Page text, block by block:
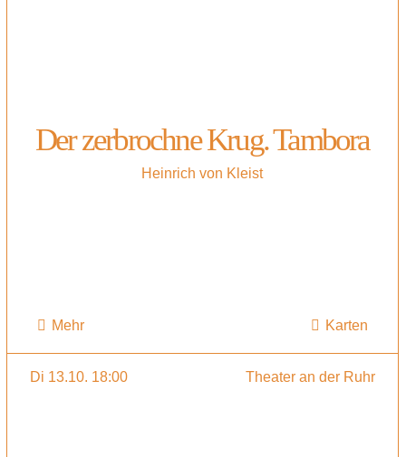
Der zerbrochne Krug. Tambora
Heinrich von Kleist
Mehr Karten
Di 13.10. 18:00 Theater an der Ruhr